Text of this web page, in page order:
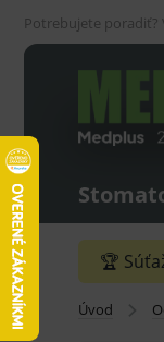
Potrebujete poradiť?
🏆
Úvod